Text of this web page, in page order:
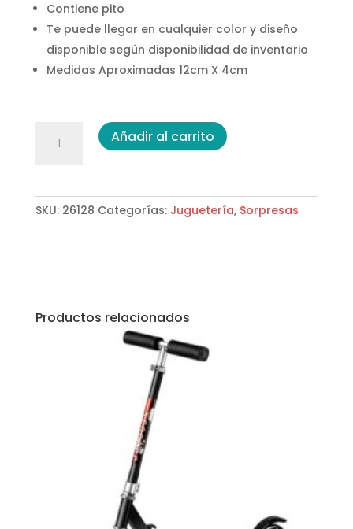
Contiene pito
Te puede llegar en cualquier color y diseño
disponible según disponibilidad de inventario
Medidas Aproximadas 12cm X 4cm
Añadir al carrito
SKU: 26128 Categorías: Juguetería, Sorpresas
Productos relacionados